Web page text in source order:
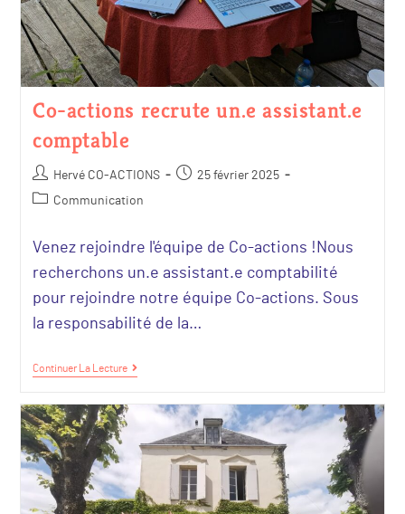
Co-actions recrute un.e assistant.e
comptable
Hervé CO-ACTIONS
25 février 2025
Communication
Venez rejoindre l'équipe de Co-actions !Nous
recherchons un.e assistant.e comptabilité
pour rejoindre notre équipe Co-actions. Sous
la responsabilité de la…
Continuer La Lecture